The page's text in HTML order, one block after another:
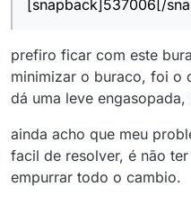
[snapback]537006[/
prefiro ficar com este
minimizar o buraco, foi o
dá uma leve
ainda acho que meu
facil de resolver, é não
empurrar todo o cambio.